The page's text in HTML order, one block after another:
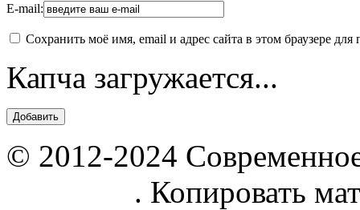
E-mail:
Сохранить моё имя, email и адрес сайта в этом браузере
Капча загружается...
© 2012-2024
. Копировать